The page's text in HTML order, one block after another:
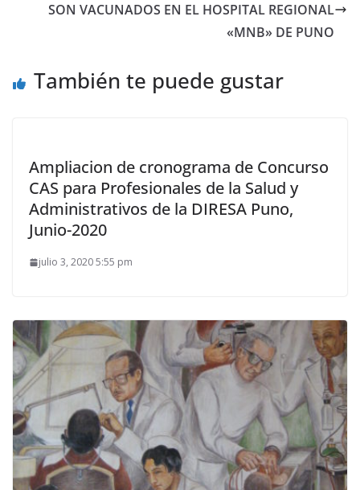
SON VACUNADOS EN EL HOSPITAL REGIONAL
«MNB» DE PUNO
También te puede gustar
Ampliacion de cronograma de Concurso
CAS para Profesionales de la Salud y
Administrativos de la DIRESA Puno,
Junio-2020
julio 3, 2020 5:55 pm